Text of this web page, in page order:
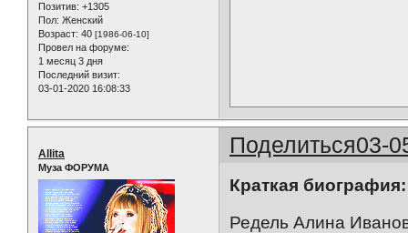
Позитив: +1305
Пол: Женский
Возраст: 40 [1986-06-10]
Провел на форуме:
1 месяц 3 дня
Последний визит:
03-01-2020 16:08:33
Поделиться03-
Allita
Муза ФОРУМА
Краткая биография:
Редель Алина